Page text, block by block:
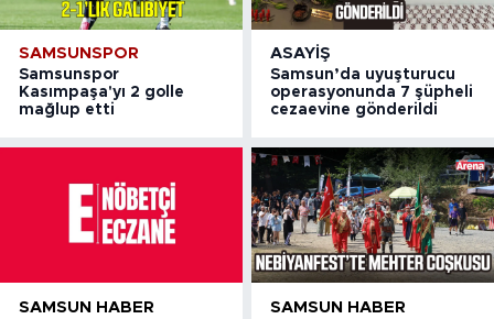
SAMSUNSPOR
Samsunspor
Kasımpaşa'yı 2 golle
mağlup etti
ASAYIŞ
Samsun’da uyuşturucu
operasyonunda 7 şüpheli
cezaevine gönderildi
SAMSUN HABER SAMSUN HABER